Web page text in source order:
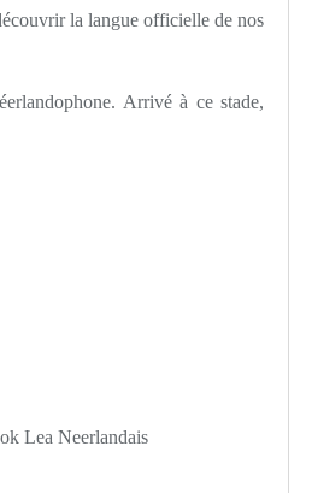
la langue officielle de nos
Arrivé à ce stade,
Lea Neerlandais